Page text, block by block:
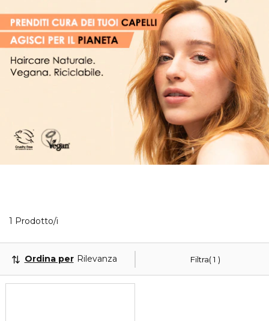
1 Prodotto/i
Filtra 1
Ordina per Rilevanza